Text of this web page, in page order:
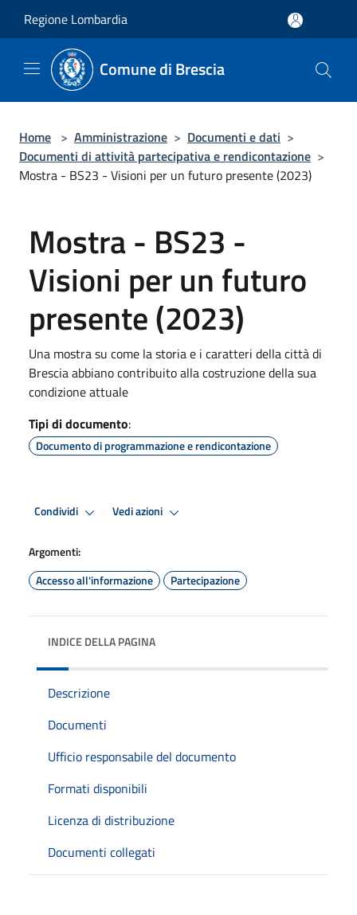
Regione Lombardia
Comune di Brescia
Home > Amministrazione > Documenti e dati >
Documenti di attività partecipativa e rendicontazione >
Mostra - BS23 - Visioni per un futuro presente (2023)
Mostra - BS23 -
Visioni per un futuro
presente (2023)
Una mostra su come la storia e i caratteri della città di
Brescia abbiano contribuito alla costruzione della sua
condizione attuale
Tipi di documento:
Documento di programmazione e rendicontazione
Condividi Vedi azioni
Argomenti:
Accesso all'informazione
Partecipazione
INDICE DELLA PAGINA
Descrizione
Documenti
Ufficio responsabile del documento
Formati disponibili
Licenza di distribuzione
Documenti collegati